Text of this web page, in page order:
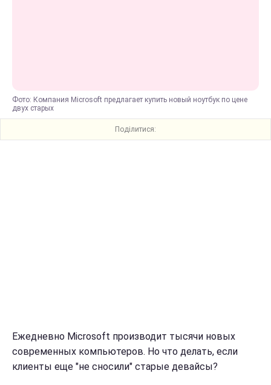
Фото: Компания Microsoft предлагает купить новый ноутбук по цене
двух старых
Поділитися:
Ежедневно Microsoft производит тысячи новых
современных компьютеров. Но что делать, если
клиенты еще "не сносили" старые девайсы?